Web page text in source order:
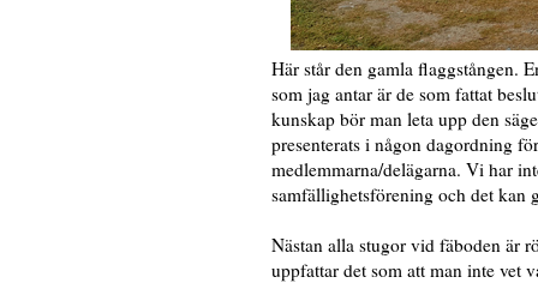
Här står den gamla flaggstången.
som jag antar är de som fattat
kunskap bör man leta upp den
presenterats i någon dagordning
medlemmarna/delägarna. Vi har
samfällighetsförening och det kan
Nästan alla stugor vid fäboden är
uppfattar det som att man inte vet